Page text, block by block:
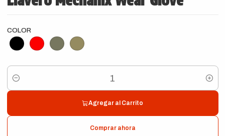
COLOR
Cantidad
Agregar al Carrito
Comprar ahora